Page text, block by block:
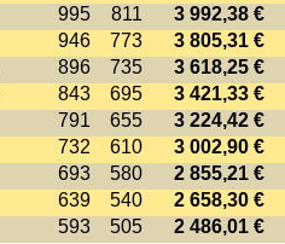
995 811
3 992,38 €
946 773
3 805,31 €
896 735
3 618,25 €
843 695
3 421,33 €
791 655
3 224,42 €
732 610
3 002,90 €
693 580
2 855,21 €
639 540
2 658,30 €
593 505 2 486,01 €